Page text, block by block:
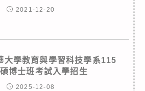
2021-12-20
大學教育與學習科技學系115
博士班考試入學招生
2025-12-08